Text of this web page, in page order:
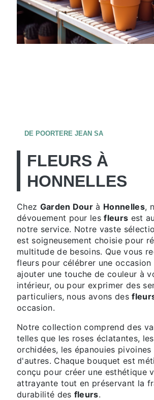
DE POORTERE JEAN SA
FLEURS À
HONNELLES
Chez Garden Dour à Honnelles,
dévouement pour lesfleurs est
notre service. Notre vaste
est soigneusement choisie pour
multitude de besoins. Que vous
fleurs pour célébrer une occasion
ajouter une touche de couleur à
intérieur, ou pour exprimer des
particuliers, nous avons des
occasion.
Notre collection comprend des
telles que les roses éclatantes,
orchidées, les épanouies
d'autres. Chaque bouquet est
conçu pour créer une esthétique
attrayante tout en préservant la
durabilité des fleurs.